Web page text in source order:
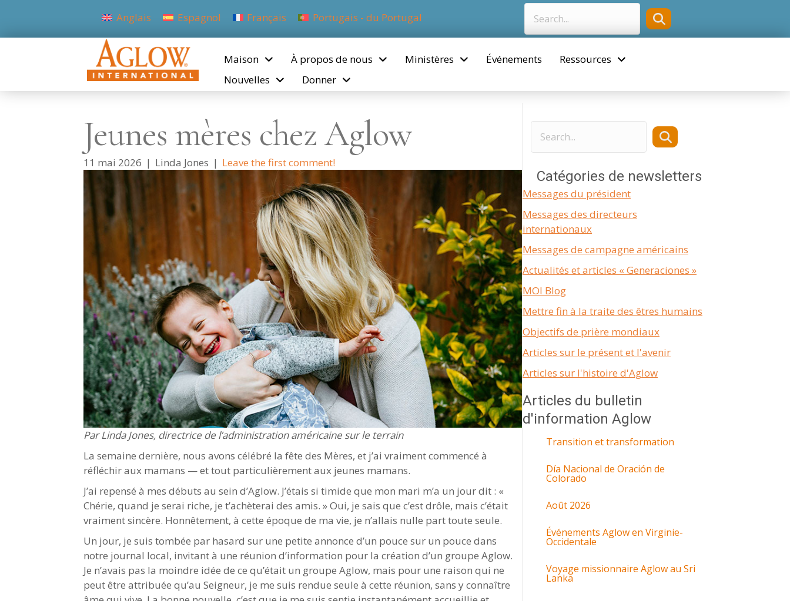
Anglais Espagnol Français Portugais - du Portugal
Maison À propos de nous Ministères Événements
Ressources
Nouvelles
Donner
Jeunes mères chez Aglow
11 mai 2026 | Linda Jones | Leave the first comment!
Par Linda Jones, directrice de l’administration américaine sur le terrain
La semaine dernière, nous avons célébré la fête des Mères, et j’ai vraiment commencé à
réfléchir aux mamans — et tout particulièrement aux jeunes mamans.
J’ai repensé à mes débuts au sein d’Aglow. J’étais si timide que mon mari m’a un jour dit : «
Chérie, quand je serai riche, je t’achèterai des amis. » Oui, je sais que c’est drôle, mais c’était
vraiment sincère. Honnêtement, à cette époque de ma vie, je n’allais nulle part toute seule.
Un jour, je suis tombée par hasard sur une petite annonce d’un pouce sur un pouce dans
notre journal local, invitant à une réunion d’information pour la création d’un groupe Aglow.
Je n’avais pas la moindre idée de ce qu’était un groupe Aglow, mais pour une raison qui ne
peut être attribuée qu’au Seigneur, je me suis rendue seule à cette réunion, sans y connaître
Catégories de newsletters
Messages du président
Messages des directeurs
internationaux
Messages de campagne américains
Actualités et articles « Generaciones »
MOI Blog
Mettre fin à la traite des êtres humains
Objectifs de prière mondiaux
Articles sur le présent et l'avenir
Articles sur l'histoire d'Aglow
Articles du bulletin
d'information Aglow
Transition et transformation
Día Nacional de Oración de
Colorado
Août 2026
Événements Aglow en Virginie-
Occidentale
Voyage missionnaire Aglow au Sri
Lanka